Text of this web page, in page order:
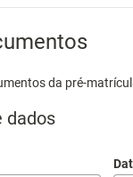
da pré-
dados